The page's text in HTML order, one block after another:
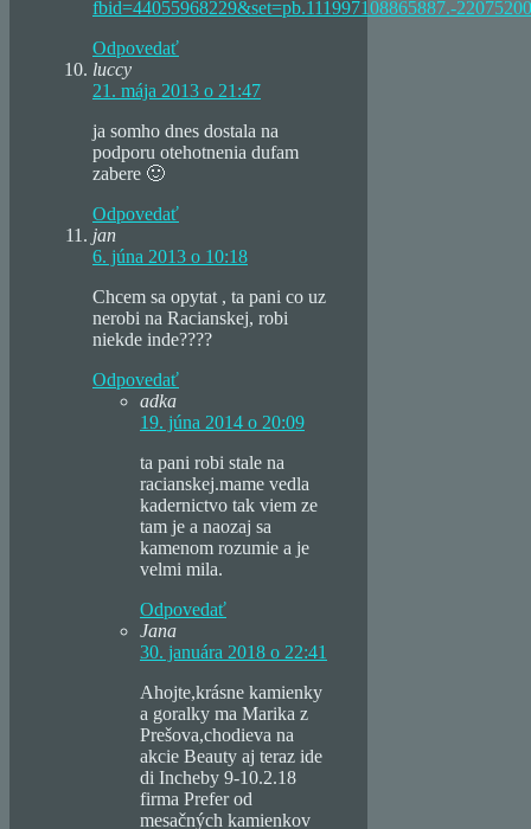
fbid=44055968229&set=pb.111997108865887.-
Odpovedať
luccy
21. mája 2013 o 21:47
ja somho dnes dostala na
podporu otehotnenia dufam
zabere 🙂
Odpovedať
jan
6. júna 2013 o 10:18
Chcem sa opytat , ta pani co uz
nerobi na Racianskej, robi
niekde inde????
Odpovedať
adka
19. júna 2014 o 20:09
ta pani robi stale na
racianskej.mame vedla
kadernictvo tak viem ze
tam je a naozaj sa
kamenom rozumie a je
velmi mila.
Odpovedať
Jana
30. januára 2018 o 22:41
Ahojte,krásne kamienky
a goralky ma Marika z
Prešova,chodieva na
akcie Beauty aj teraz ide
di Incheby 9-10.2.18
firma Prefer od
mesačných kamienkov